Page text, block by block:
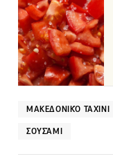
ΜΑΚΕΔΟΝΙΚΌ ΤΑΧΊΝΙ
ΣΟΥΣΆΜΙ